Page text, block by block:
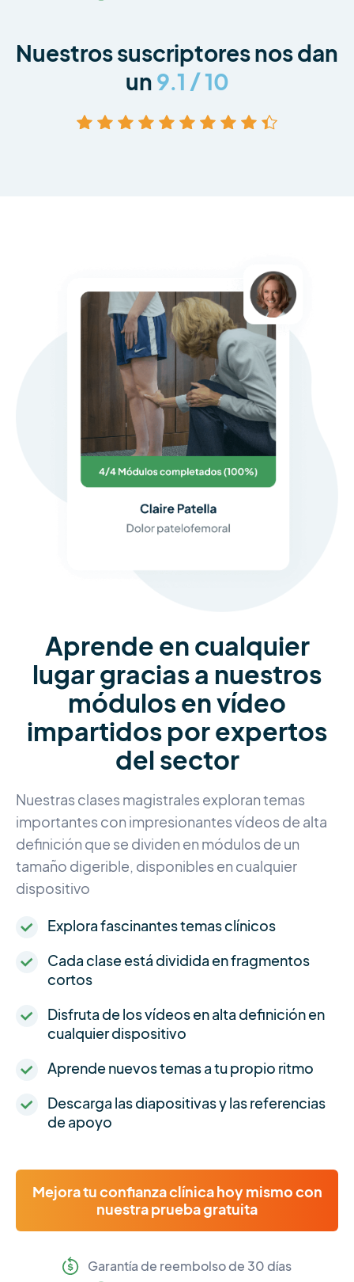
Nuestros suscriptores nos dan
un 9.1 / 10
Aprende en cualquier
lugar gracias a nuestros
módulos en vídeo
impartidos por expertos
del sector
Nuestras clases magistrales exploran temas
importantes con impresionantes vídeos de alta
definición que se dividen en módulos de un
tamaño digerible, disponibles en cualquier
dispositivo
Explora fascinantes temas clínicos
Cada clase está dividida en fragmentos
cortos
Disfruta de los vídeos en alta definición en
cualquier dispositivo
Aprende nuevos temas a tu propio ritmo
Descarga las diapositivas y las referencias
de apoyo
Mejora tu confianza clínica hoy mismo con
nuestra prueba gratuita
Garantía de reembolso de 30 días